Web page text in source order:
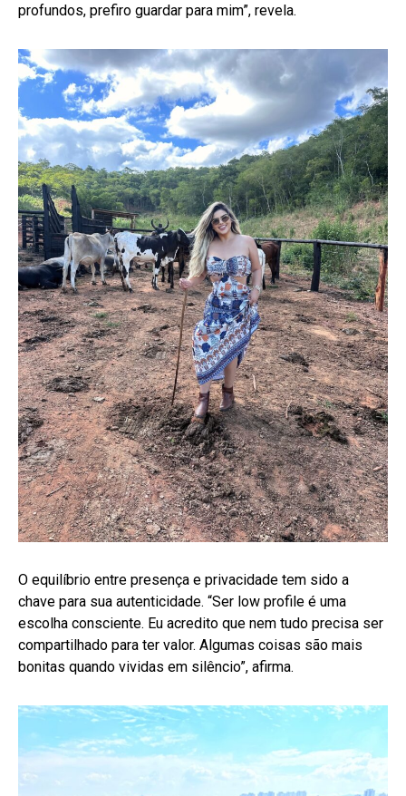
profundos, prefiro guardar para mim”, revela.
O equilíbrio entre presença e privacidade tem sido a
chave para sua autenticidade. “Ser low profile é uma
escolha consciente. Eu acredito que nem tudo precisa ser
compartilhado para ter valor. Algumas coisas são mais
bonitas quando vividas em silêncio”, afirma.